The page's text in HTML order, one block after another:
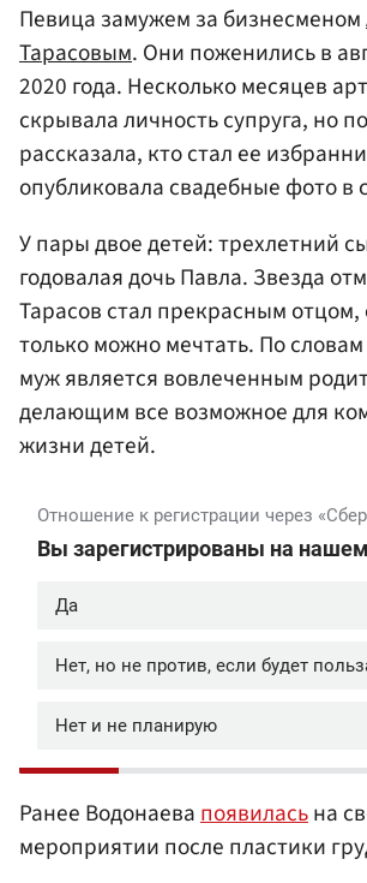
Певица замужем за бизнесменом
Тарасовым. Они поженились в
2020 года. Несколько месяцев
скрывала личность супруга, но
рассказала, кто стал ее
опубликовала свадебные фото в
У пары двое детей: трехлетний
годовалая дочь Павла. Звезда
Тарасов стал прекрасным отцом,
только можно мечтать. По
муж является вовлеченным
делающим все возможное для
жизни детей.
Ранее Водонаевапоявиласьна
мероприятии после пластики